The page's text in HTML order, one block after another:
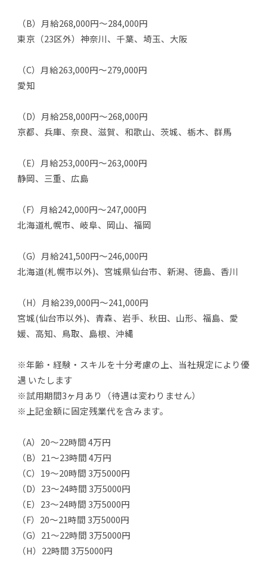
（B）月給268,000円～284,000円
東京（23区外）神奈川、千葉、埼玉、大阪
（C）月給263,000円～279,000円
愛知
（D）月給258,000円～268,000円
京都、兵庫、奈良、滋賀、和歌山、茨城、栃木、群馬
（E）月給253,000円～263,000円
静岡、三重、広島
（F）月給242,000円～247,000円
北海道札幌市、岐阜、岡山、福岡
（G）月給241,500円～246,000円
北海道(札幌市以外)、宮城県仙台市、新潟、徳島、香川
（H）月給239,000円～241,000円
宮城(仙台市以外)、青森、岩手、秋田、山形、福島、愛
媛、高知、鳥取、島根、沖縄
※年齢・経験・スキルを十分考慮の上、当社規定により優
遇 いたします
※試用期間3ヶ月あり（待遇は変わりません）
※上記金額に固定残業代を含みます。
（A）20～22時間 4万円
（B）21～23時間 4万円
（C）19～20時間 3万5000円
（D）23～24時間 3万5000円
（E）23～24時間 3万5000円
（F）20～21時間 3万5000円
（G）21～22時間 3万5000円
（H）22時間 3万5000円